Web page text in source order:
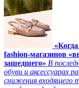
fashion-магазинов
зашедшего» В
обуви и аксессуарах
снижения входящего